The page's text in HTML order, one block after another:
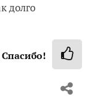
долго
Спасибо!